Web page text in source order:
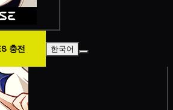
충전 한국어